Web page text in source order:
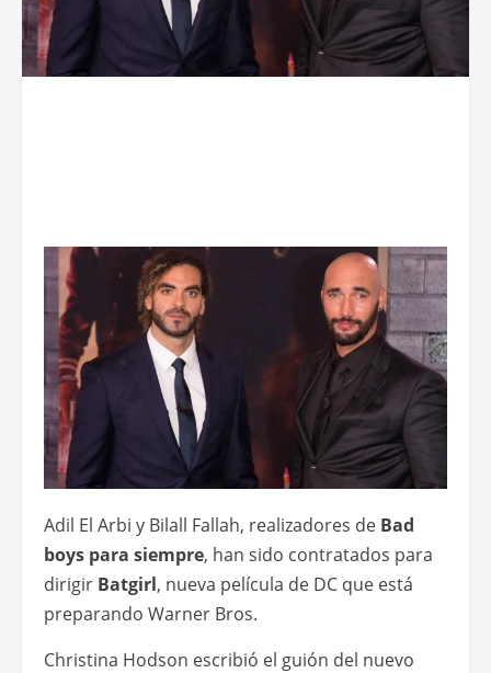
Adil El Arbi y Bilall Fallah, realizadores de Bad
boys para siempre, han sido contratados para
dirigir Batgirl, nueva película de DC que está
preparando Warner Bros.
Christina Hodson escribió el guión del nuevo